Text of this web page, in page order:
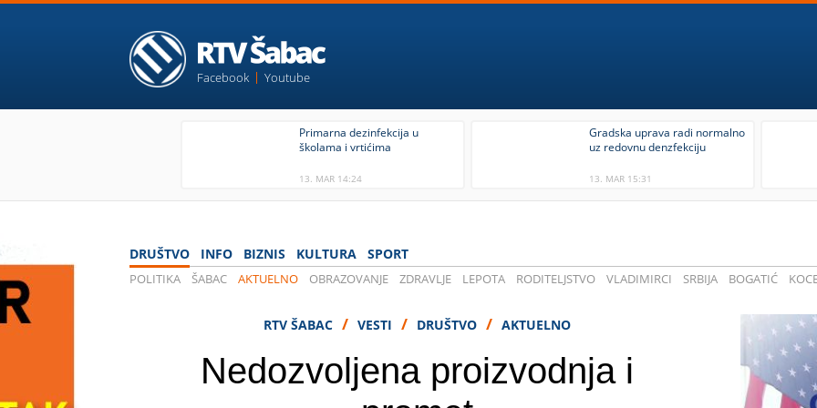
Facebook Youtube
Primarna dezinfekcija u
školama i vrtićima
13. MAR 14:24
Gradska uprava radi normalno
uz redovnu denzfekciju
13. MAR 15:31
DRUŠTVO INFO BIZNIS KULTURA SPORT
POLITIKA ŠABAC AKTUELNO OBRAZOVANJE ZDRAVLJE LEPOTA RODITELJSTVO VLADIMIRCI SRBIJA BOGATIĆ
RTV ŠABAC / VESTI / DRUŠTVO / AKTUELNO
Nedozvoljena proizvodnja i